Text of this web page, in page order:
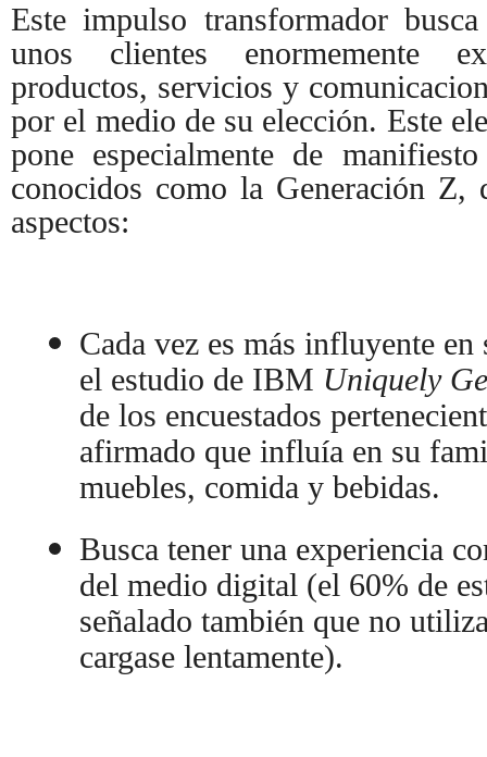
Este impulso transformador
unos clientes enormemente
productos, servicios y
por el medio de su elección. Este
pone especialmente de
conocidos como la Generación Z,
aspectos:
Cada vez es más influyente
el estudio de IBM Uniquely
de los encuestados
afirmado que influía en su
muebles, comida y bebidas.
Busca tener una experiencia
del medio digital (el 60% de
señalado también que no
cargase lentamente).